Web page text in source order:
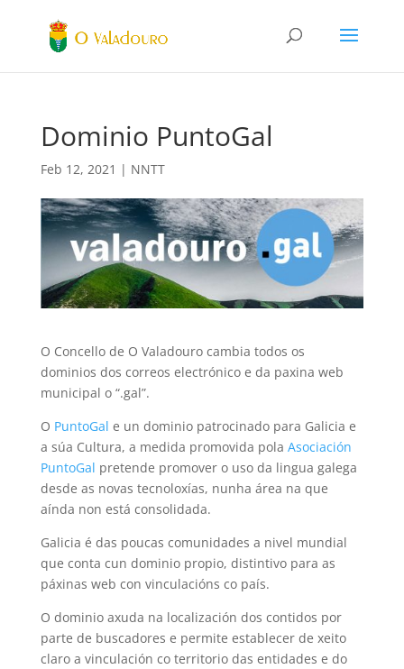
Dominio PuntoGal
Feb 12, 2021 | NNTT
O Concello de O Valadouro cambia todos os
dominios dos correos electrónico e da paxina web
municipal o “.gal”.
O PuntoGal e un dominio patrocinado para Galicia e
a súa Cultura, a medida promovida pola Asociación
PuntoGal pretende promover o uso da lingua galega
desde as novas tecnoloxías, nunha área na que
aínda non está consolidada.
Galicia é das poucas comunidades a nivel mundial
que conta cun dominio propio, distintivo para as
páxinas web con vinculacións co país.
O dominio axuda na localización dos contidos por
parte de buscadores e permite establecer de xeito
claro a vinculación co territorio das entidades e do